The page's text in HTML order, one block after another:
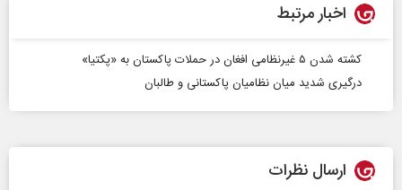
اخبار مرتبط
کشته شدن ۵ غیرنظامی افغان در حملات پاکستان به «پکتیا»
درگیری شدید میان نظامیان پاکستانی و طالبان
ارسال نظرات